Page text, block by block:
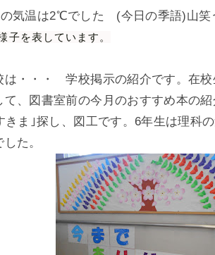
気温は2℃でした (今日の季語)山笑
子を表しています。
は・・・ 学校掲示の紹介です。在
、図書室前の今月のおすすめ本の紹
ま｣探し、図工です。6年生は理科
た。